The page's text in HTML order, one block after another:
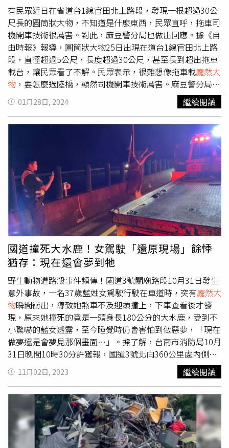
有民眾近日在省道台1線官田北上路段，發現一根超過30公
尺長的圓筒狀大物，不知道是什麼東西，民眾直呼，拖車司
機開車技術很厲害。對此，麻豆警分局也做出回應。據《自
由時報》報導，圓筒狀大物25日出現在道台1線官田北上路
段，直徑超過5公尺，長度超過30公尺，甚至長到超出拖車
載台，讓民眾看了不解。民眾表示，很難想像拖車載龐然大
物 ，要怎麼過陸橋，顯然司機開車技術厲害。麻豆警分局回
應，他們會調查該特殊送貨任務有無申請臨時通行證，調閱
監視器發現，拖車載鋼鐵超大組件行經路口，而後方有廂型
車維護，最後停官田段。警方說，目前分局已找車主到案，
如有違規將依規定舉發。警方提醒，如果車輛載有超重、超
長、超寬、超高物品，要請領臨時通行證，後方也要有車輛
防護，以免危害用路人的行車安全，或是因為碰撞造成財物
損失。據《道路交通管理處罰條例》，汽車裝載貨物超過規
定之長度、寬度、高度，裝載整體物品有超重、超長、超
寬、超高，而未請領臨時通行證，或未懸掛危險標識，有下
列情形之一者，處汽車所有人新臺幣3000元以上1.8萬元以
下罰鍰，並責令改正或禁止通行。
01月28日, 2024 繼續閱讀
國道撞死大水鹿！女駕駛「還原現場」餘悸
猶存：現在還會夢到牠
野生動物遭路殺事件頻傳！國道3號關廟路段10月31日發生
意外事故，一名37歲藍姓女駕駛行駛在車道時，突有龐然大
物瞬間衝出，導致她煞車不及迎頭撞上，下車查看後才發
現，原來她撞死的竟是一頭身長180公分的大水鹿，受到不
小驚嚇的藍女透露，至今睡覺時仍會害怕到做惡夢，「現在
做夢還是會夢見那個畫面…」。據了解，台南市消防局10月
31日晚間10時30分許獲報，國道3號北向360公里處內側車
道，發生一起動物交通事故，警消隨即派員前往救援，到場
時發現肇事水鹿已倒地死亡，而藍姓女駕駛則手部、胸口疼
痛，被緊急送往醫院治療。藍姓女駕駛行駛在國道3號關廟
路段時，意外撞死停站在路中央的大水鹿。（圖／報系資料
照）藍女表示，當時她車速大約90多公里，由於周圍路燈稀
疏造成視線昏暗，等到她發現有不明物體站在中線道時，根
本來不及停煞，下車看到鹿角後才驚覺，原來撞到一頭大水
11月02日, 2023 繼續閱讀